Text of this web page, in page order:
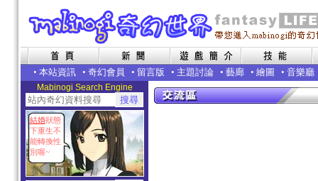
• 本站資訊 • 奇幻會員 • 留言版 • 主題討論 • 藝廊 • 繪圖 • 音樂廳
Mabinogi Search Engine
結婚狀態
下重生不
能轉換性
別喔~